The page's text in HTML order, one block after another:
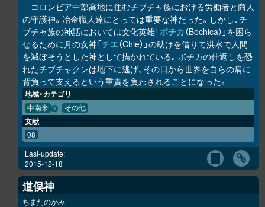
コロンビア中部高地に住むチブチャ族における労働者と商人
の守護神。冶金職人達にとっては重要な神だった。しかし、チ
ブチャ族の神話においては文化英雄「ボチカ（Bochica）」を困ら
せるために月の女神「チエ（Chie）」の助けを借りて洪水で人間
を滅ぼそうとした神として描かれている。ボチカの仕返しを恐
れたチブチャクンは地下に逃げ、その日から世界を自らの肩に
背負って支えるという重責を負わされることになった。
地域・カテゴリ
中南米 その他
文献
08
Last-update:
2015-12-18
道俣神
ちまたのかみ